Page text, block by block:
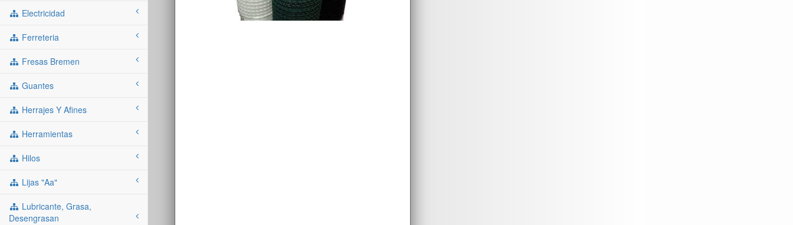
Electricidad
Ferreteria
Fresas Bremen
Guantes
Herrajes Y Afines
Herramientas
Hilos
Lijas "aa"
Lubricante, Grasa,
Desengrasan